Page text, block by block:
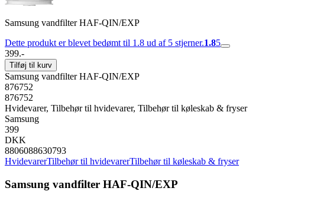
Samsung vandfilter HAF-QIN/EXP
Dette produkt er blevet bedømt til 1.8 ud af 5 stjerner.1.85
399.-
Tilføj til kurv
Samsung vandfilter HAF-QIN/EXP
876752
876752
Hvidevarer, Tilbehør til hvidevarer, Tilbehør til køleskab & fryser
Samsung
399
DKK
8806088630793
HvidevarerTilbehør til hvidevarerTilbehør til køleskab & fryser
Samsung vandfilter HAF-QIN/EXP